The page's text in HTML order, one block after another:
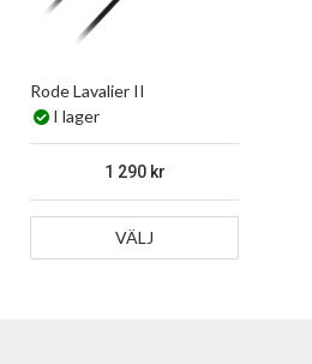
Rode Lavalier II
I lager
1 290
VÄLJ